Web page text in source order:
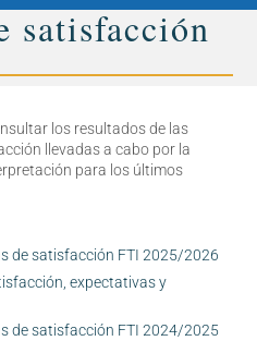
satisfacción
los resultados de las
llevadas a cabo por la
para los últimos
de satisfacción FTI 2025/2026
expectativas y
de satisfacción FTI 2024/2025